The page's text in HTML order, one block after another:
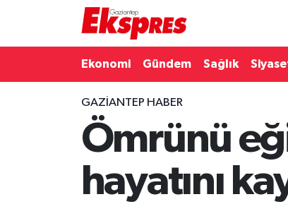
Ekonomi Gündem Sağlık
GAZIANTEP HABER
Ömrünü
hayatını
Gaziantep son dakika
Gündem
Puan Durumu ve Fikstür
Son Dakika Haberleri